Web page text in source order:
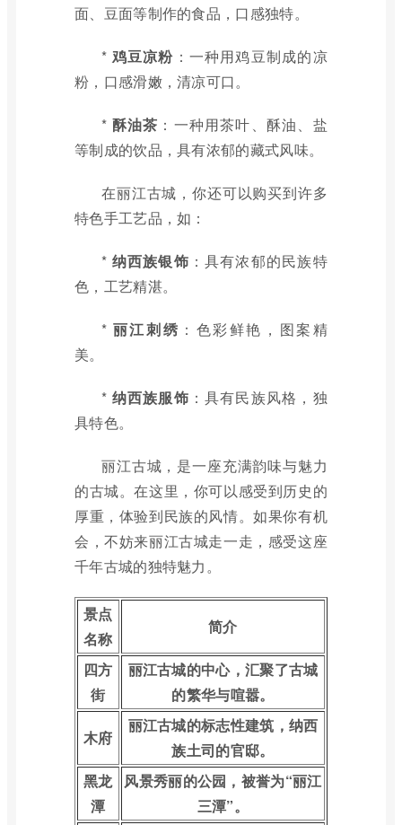
面、豆面等制作的食品，口感独特。
* 鸡豆凉粉 ：一种用鸡豆制成的凉
粉，口感滑嫩，清凉可口。
* 酥油茶 ：一种用茶叶、酥油、盐
等制成的饮品，具有浓郁的藏式风味。
在丽江古城，你还可以购买到许多
特色手工艺品，如：
* 纳西族银饰 ：具有浓郁的民族特
色，工艺精湛。
* 丽江刺绣 ：色彩鲜艳，图案精
美。
* 纳西族服饰 ：具有民族风格，独
具特色。
丽江古城，是一座充满韵味与魅力
的古城。在这里，你可以感受到历史的
厚重，体验到民族的风情。如果你有机
会，不妨来丽江古城走一走，感受这座
千年古城的独特魅力。
景点
名称
简介
四方
街
丽江古城的中心，汇聚了古城
的繁华与喧嚣。
木府
丽江古城的标志性建筑，纳西
族土司的官邸。
黑龙
潭
风景秀丽的公园，被誉为“丽江
三潭”。